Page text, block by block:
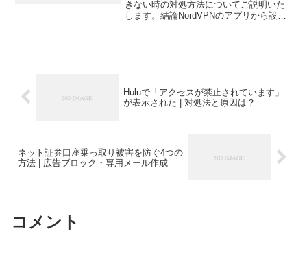
きない時の対処方法についてご説明いた
します。結論NordVPNのアプリから設定
Huluで「アクセスが禁止されています」
が表示された | 対処法と原因は？
ネット証券口座乗っ取り被害を防ぐ4つの
方法 | 広告ブロック・専用メール作成
コメント